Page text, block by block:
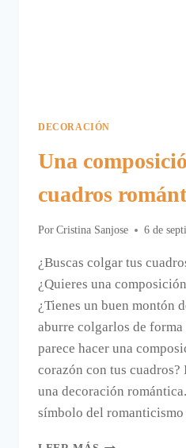
DECORACIÓN
Una
cuadros
Por Cristina Sanjose 6 de
¿Buscas colgar tus
¿Quieres una
¿Tienes un buen montón
aburre colgarlos de
parece hacer una
corazón con tus cuadros?
una decoración
símbolo del
UNA